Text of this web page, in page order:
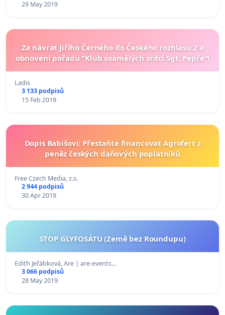
29 May 2019
Za návrat Jiřího Černého do Českého rozhlasu 2 a
obnovení pořadu "Klub osamělých srdcí Sgt. Pepře"!
Ladis
3 133 podpisů
15 Feb 2019
Dopis Babišovi: Přestaňte financovat Agrofert z
peněz českých daňových poplatníků
Free Czech Media, z.s.
2 944 podpisů
30 Apr 2019
STOP GLYFOSÁTU (Země bez Roundupu)
Edith Jeřábková, Are | are-events…
3 066 podpisů
28 May 2019